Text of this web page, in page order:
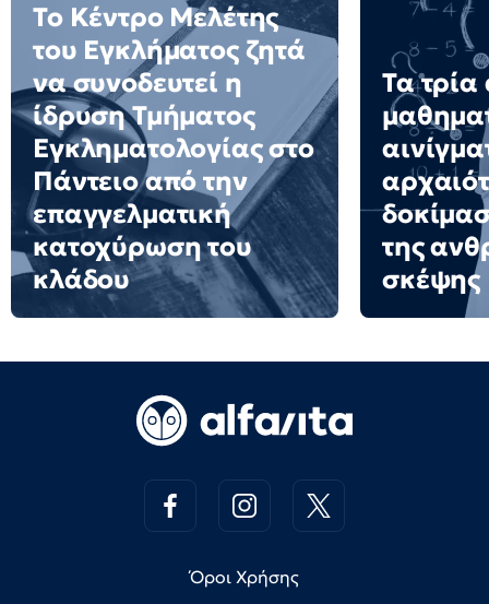
Το Κέντρο Μελέτης
του Εγκλήματος ζητά
να συνοδευτεί η
ίδρυση Τμήματος
Εγκληματολογίας στο
Πάντειο από την
επαγγελματική
κατοχύρωση του
κλάδου
Τα τρία
της
σκέψης
Όροι Χρήσης